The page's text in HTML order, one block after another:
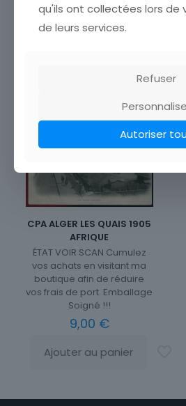
CARTE POSTALE AFRIQUE
SENEGAL DRESSAGE DIFFICILE
CPA ALGER LES QUAIS 1905
AFRIQUE
ÉTAT VOIR SCAN Cumulez
vos achats en visitant ma
boutique afin de réduire
vos frais de port. Emballage
Soigné !!!
9,00 €
Ajouter au panier
qu'ils ont collectées lors de
de leurs services.
Refuser
Autoriser